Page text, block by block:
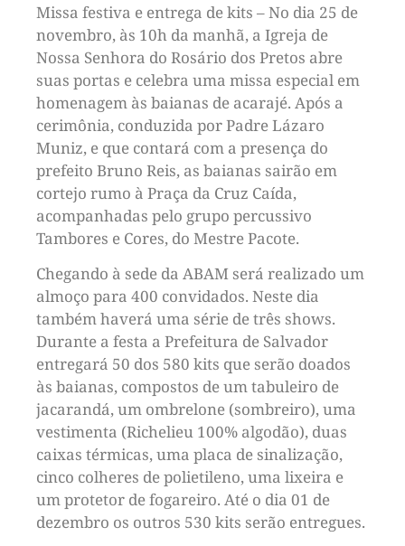
Missa festiva e entrega de kits – No dia 25 de
novembro, às 10h da manhã, a Igreja de
Nossa Senhora do Rosário dos Pretos abre
suas portas e celebra uma missa especial em
homenagem às baianas de acarajé. Após a
cerimônia, conduzida por Padre Lázaro
Muniz, e que contará com a presença do
prefeito Bruno Reis, as baianas sairão em
cortejo rumo à Praça da Cruz Caída,
acompanhadas pelo grupo percussivo
Tambores e Cores, do Mestre Pacote.
Chegando à sede da ABAM será realizado um
almoço para 400 convidados. Neste dia
também haverá uma série de três shows.
Durante a festa a Prefeitura de Salvador
entregará 50 dos 580 kits que serão doados
às baianas, compostos de um tabuleiro de
jacarandá, um ombrelone (sombreiro), uma
vestimenta (Richelieu 100% algodão), duas
caixas térmicas, uma placa de sinalização,
cinco colheres de polietileno, uma lixeira e
um protetor de fogareiro. Até o dia 01 de
dezembro os outros 530 kits serão entregues.